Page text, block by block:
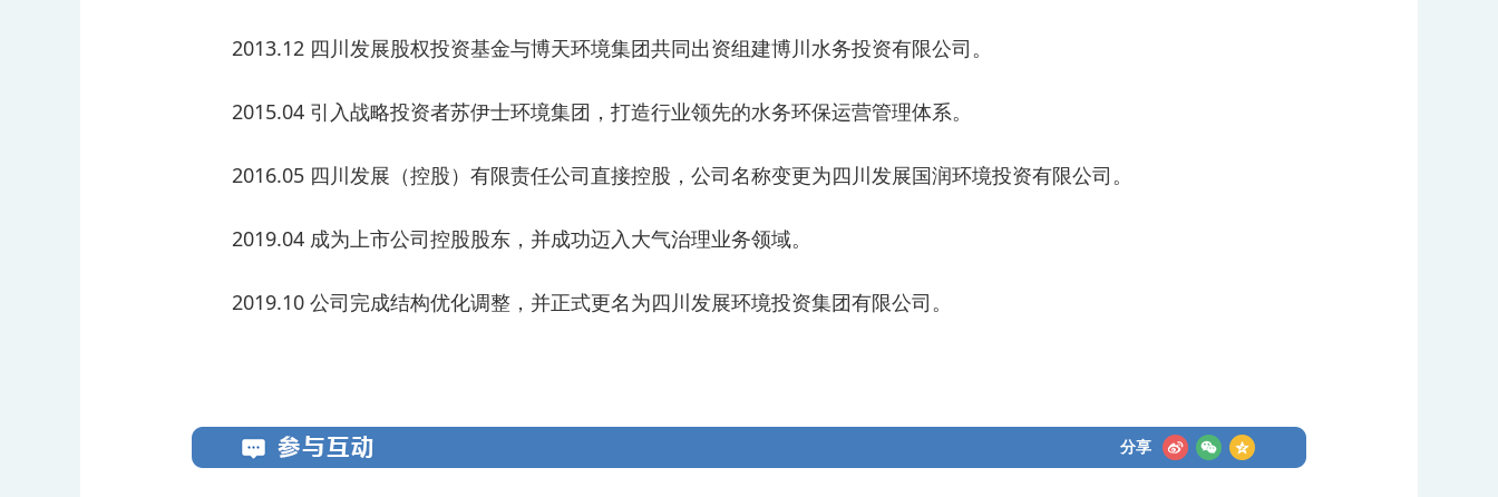
2013.12 四川发展股权投资基金与博天环境集团共同出资组建博川水务投资有限公司。
2015.04 引入战略投资者苏伊士环境集团，打造行业领先的水务环保运营管理体系。
2016.05 四川发展（控股）有限责任公司直接控股，公司名称变更为四川发展国润环境投资有限公司。
2019.04 成为上市公司控股股东，并成功迈入大气治理业务领域。
2019.10 公司完成结构优化调整，并正式更名为四川发展环境投资集团有限公司。
分享